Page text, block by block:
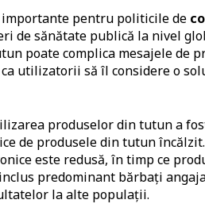
pentru politicile de
de sănătate publică la nivel
poate complica mesajele de
utilizatorii să îl considere o
produselor din tutun a
de produsele din tutun
este redusă, în timp ce
predominant bărbați
la alte populații.